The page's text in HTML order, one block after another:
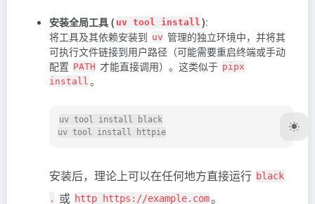
安装全局工具 ( uv tool install ):
将工具及其依赖安装到 uv 管理的独立环境中，并将其
可执行文件链接到用户路径（可能需要重启终端或手动
配置 PATH 才能直接调用）。这类似于 pipx
install 。
uv tool install black
安装后，理论上可以在任何地方直接运行 black
.
或 http https://example.com。